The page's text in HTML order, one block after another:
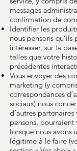
messages
confirmation de
Identifier les
nous pensons
intéresser, sur la
telles que votre
précédentes
Vous envoyer des
marketing (y
correspondances
sociaux) nous
d’autres
pensons, pourraient
lorsque nous avons
légitime à le faire